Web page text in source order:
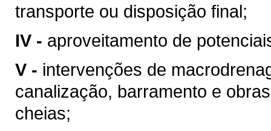
transporte ou disposição final;
IV - aproveitamento de
V - intervenções de
canalização, barramento e
cheias;